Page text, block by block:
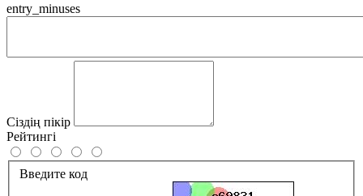
entry_minuses
Сіздің пікір
Рейтингі
Введите код